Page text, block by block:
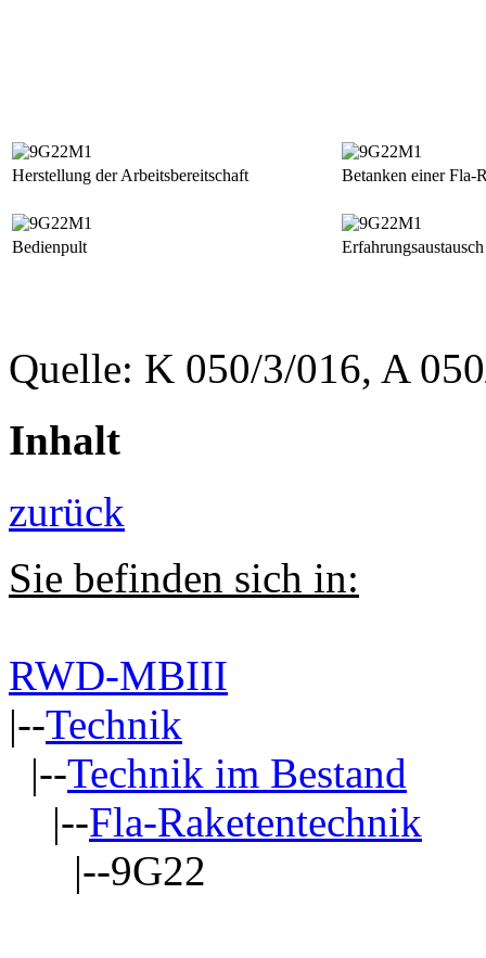
Herstellung der Arbeitsbereitschaft Betanken einer Fla-
Bedienpult Erfahrungsaustausch
Quelle: K 050/3/016, A
Inhalt
zurück
Sie befinden sich in:
RWD-MBIII
|--Technik
|--Technik im Bestand
|--Fla-Raketentechnik
|--9G22